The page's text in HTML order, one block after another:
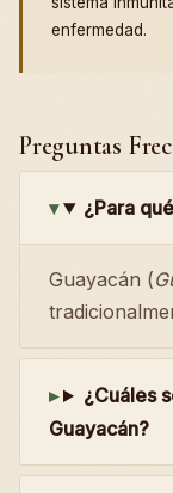
enfermedad.
Preguntas
¿Para
Guayacán (
¿Cuáles
Guayacán?